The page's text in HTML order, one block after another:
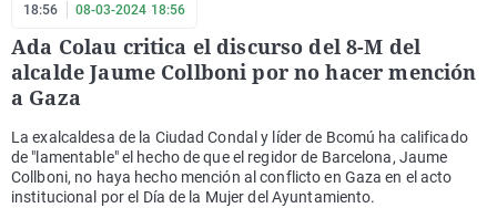
18:56 08-03-2024 18:56
Ada Colau critica el discurso del 8-M del
alcalde Jaume Collboni por no hacer mención
a Gaza
La exalcaldesa de la Ciudad Condal y líder de Bcomú ha calificado
de "lamentable" el hecho de que el regidor de Barcelona, Jaume
Collboni, no haya hecho mención al conflicto en Gaza en el acto
institucional por el Día de la Mujer del Ayuntamiento.